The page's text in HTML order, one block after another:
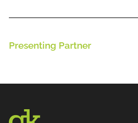
Presenting Partner